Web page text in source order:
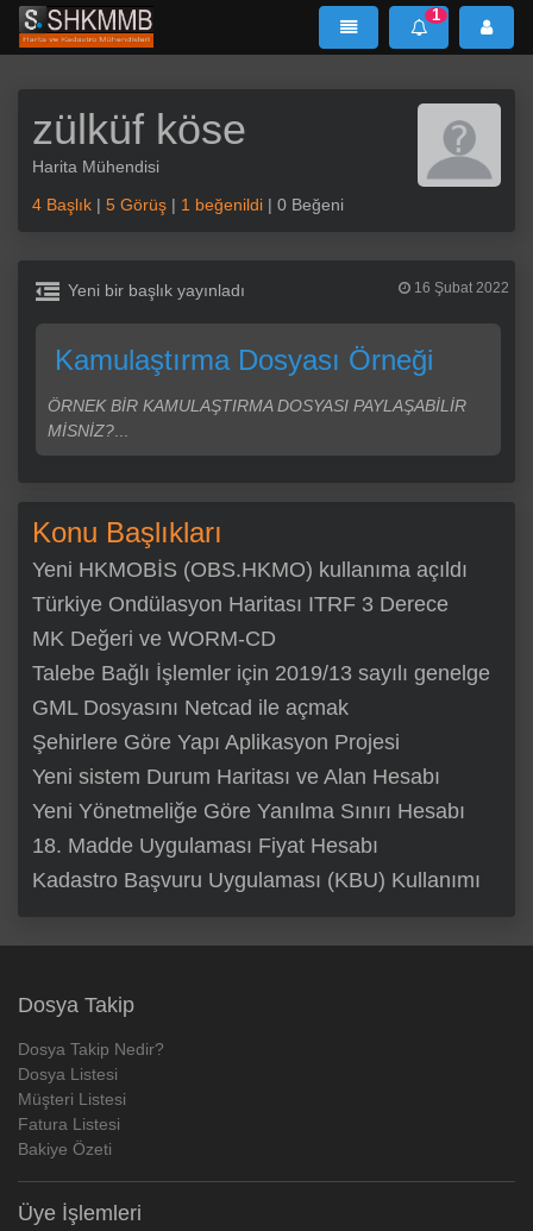
SHKMMB MenÜ Mesaj
1
zülküf köse
Harita Mühendisi
4 Başlık | 5 Görüş | 1 beğenildi | 0 Beğeni
16 Şubat 2022
Yeni bir başlık yayınladı
Kamulaştırma Dosyası Örneği
ÖRNEK BİR KAMULAŞTIRMA DOSYASI PAYLAŞABİLİR
MİSNİZ?
Konu Başlıkları
Yeni HKMOBİS (OBS.HKMO) kullanıma açıldı
Türkiye Ondülasyon Haritası ITRF 3 Derece
MK Değeri ve WORM-CD
Talebe Bağlı İşlemler için 2019/13 sayılı genelge
GML Dosyasını Netcad ile açmak
Şehirlere Göre Yapı Aplikasyon Projesi
Yeni sistem Durum Haritası ve Alan Hesabı
Yeni Yönetmeliğe Göre Yanılma Sınırı Hesabı
18. Madde Uygulaması Fiyat Hesabı
Kadastro Başvuru Uygulaması (KBU) Kullanımı
Dosya Takip
Dosya Takip Nedir?
Dosya Listesi
Müşteri Listesi
Fatura Listesi
Bakiye Özeti
Üye İşlemleri